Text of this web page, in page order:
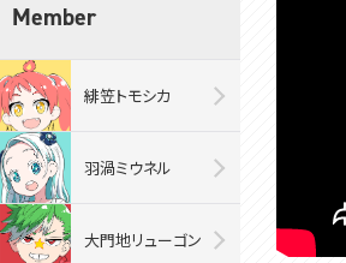
Member
緋笠トモシカ
羽渦ミウネル
大門地リューゴン